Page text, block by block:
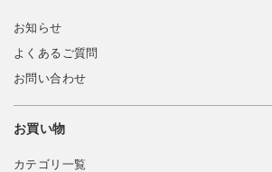
お知らせ
よくあるご質問
お問い合わせ
お買い物
カテゴリ一覧